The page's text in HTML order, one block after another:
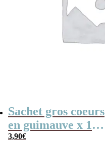
Sachet gros coeurs
en guimauve x 15
– “Merci
3,90€